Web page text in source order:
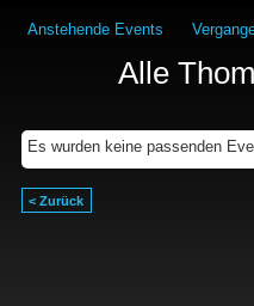
Anstehende Events
Alle
Es wurden keine passenden
< Zurück